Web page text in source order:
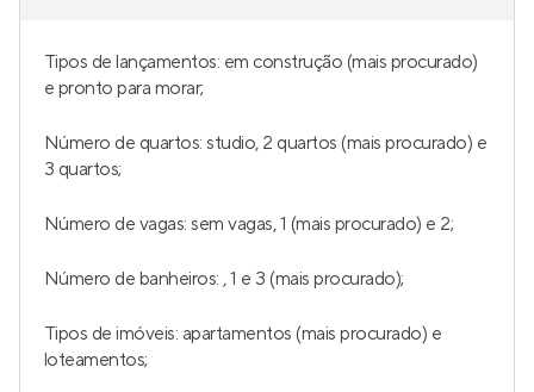
Tipos de lançamentos: em construção (mais procurado)
e pronto para morar;
Número de quartos: studio, 2 quartos (mais procurado) e
3 quartos;
Número de vagas: sem vagas, 1 (mais procurado) e 2;
Número de banheiros: , 1 e 3 (mais procurado);
Tipos de imóveis: apartamentos (mais procurado) e
loteamentos;